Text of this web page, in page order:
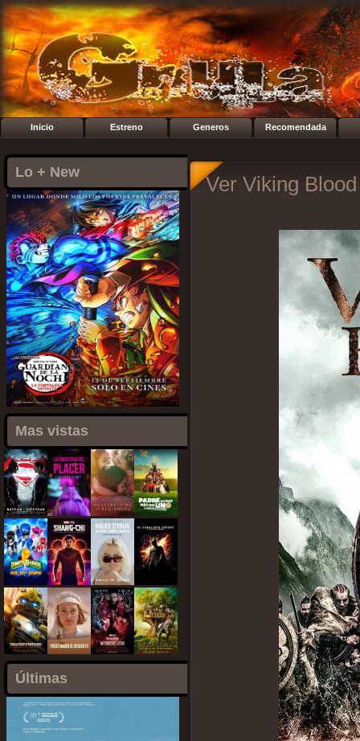
Inicio Estreno Generos Recomendada
Lo + New
Mas vistas
Últimas
Ver Viking